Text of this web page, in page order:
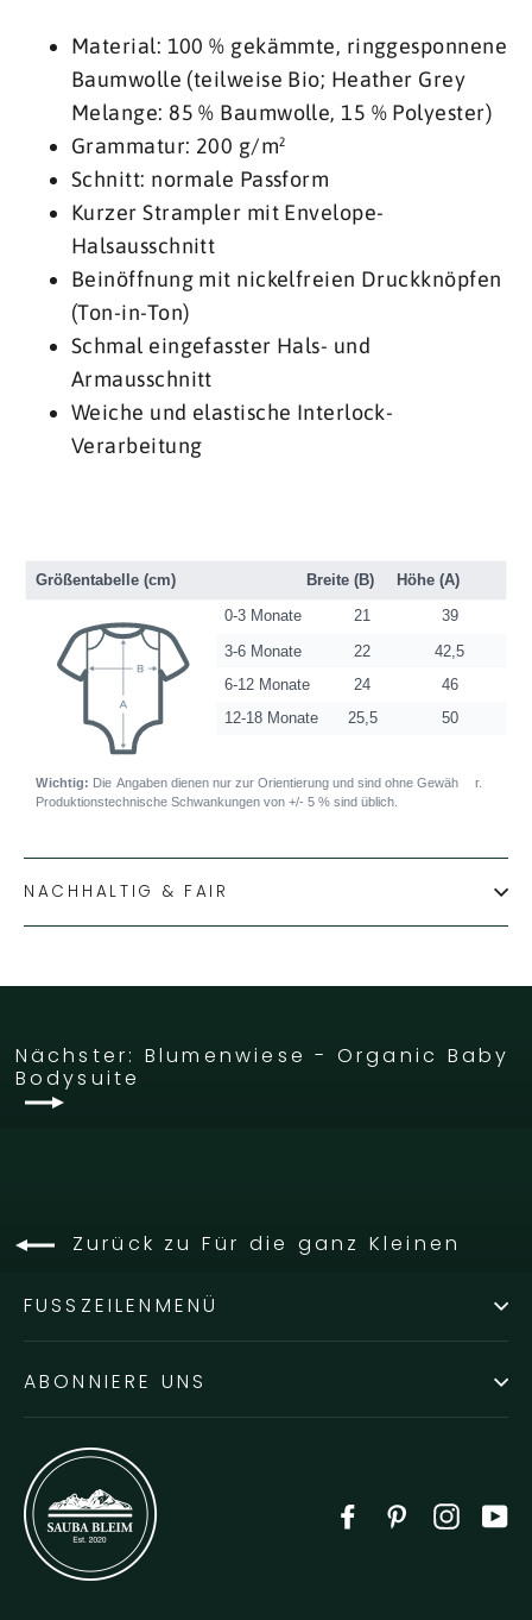
Material: 100 % gekämmte, ringgesponnene
Baumwolle (teilweise Bio; Heather Grey
Melange: 85 % Baumwolle, 15 % Polyester)
Grammatur: 200 g/m²
Schnitt: normale Passform
Kurzer Strampler mit Envelope-
Halsausschnitt
Beinöffnung mit nickelfreien Druckknöpfen
(Ton-in-Ton)
Schmal eingefasster Hals- und
Armausschnitt
Weiche und elastische Interlock-
Verarbeitung
NACHHALTIG & FAIR
Nächster: Blumenwiese - Organic Baby
Bodysuite
Zurück zu Für die ganz Kleinen
FUSSZEILENMENÜ
ABONNIERE UNS
FacebookPinterest